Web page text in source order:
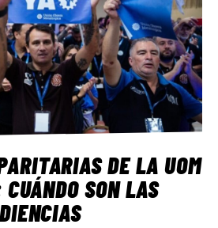
DE LA UOM
SON LAS